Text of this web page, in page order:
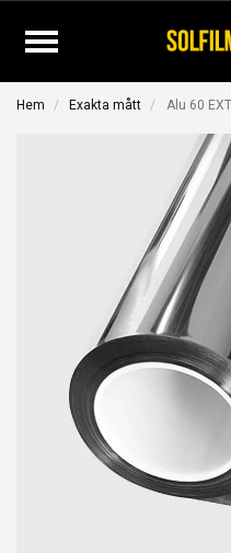
Hem Exakta mått Alu 60